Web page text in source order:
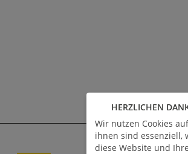
AKTUELLE
HERZLICHEN
Wir nutzen Cookies
ihnen sind essenziell,
diese Website und